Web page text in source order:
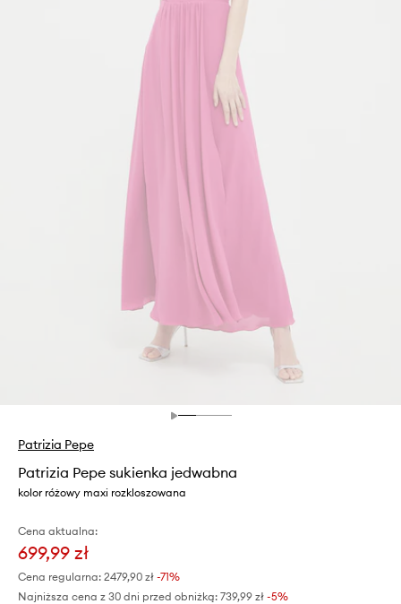
Patrizia Pepe
Patrizia Pepe sukienka jedwabna
kolor różowy maxi rozkloszowana
Cena aktualna:
699,99 zł
Cena regularna: 2479,90 zł -71%
Najniższa cena z 30 dni przed obniżką: 739,99 zł -5%